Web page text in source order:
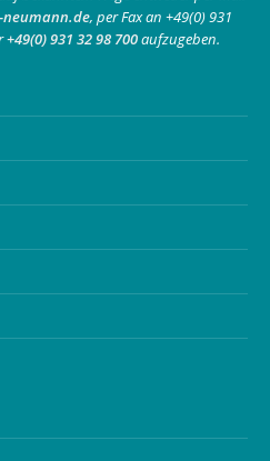
neumann.de, per Fax an +49(0) 931
+49(0) 931 32 98 700aufzugeben.